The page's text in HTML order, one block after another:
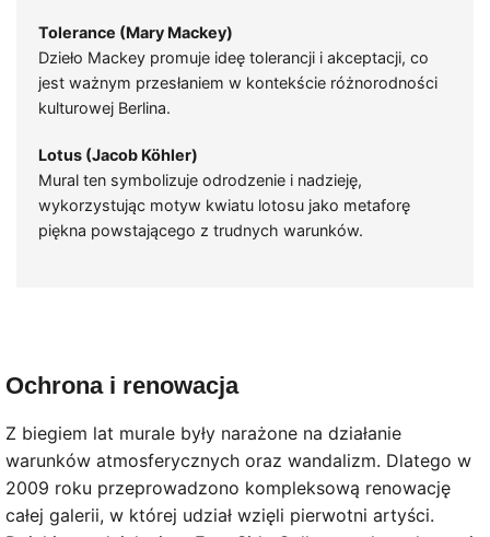
Tolerance (Mary Mackey)
Dzieło Mackey promuje ideę tolerancji i akceptacji, co
jest ważnym przesłaniem w kontekście różnorodności
kulturowej Berlina.
Lotus (Jacob Köhler)
Mural ten symbolizuje odrodzenie i nadzieję,
wykorzystując motyw kwiatu lotosu jako metaforę
piękna powstającego z trudnych warunków.
Ochrona i renowacja
Z biegiem lat murale były narażone na działanie
warunków atmosferycznych oraz wandalizm. Dlatego w
2009 roku przeprowadzono kompleksową renowację
całej galerii, w której udział wzięli pierwotni artyści.